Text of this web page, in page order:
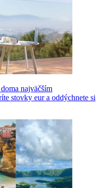
najväčším
stovky eur a oddýchnete si